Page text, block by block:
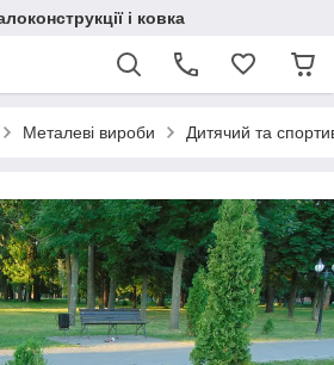
і ковка
Металеві вироби Дитячий та